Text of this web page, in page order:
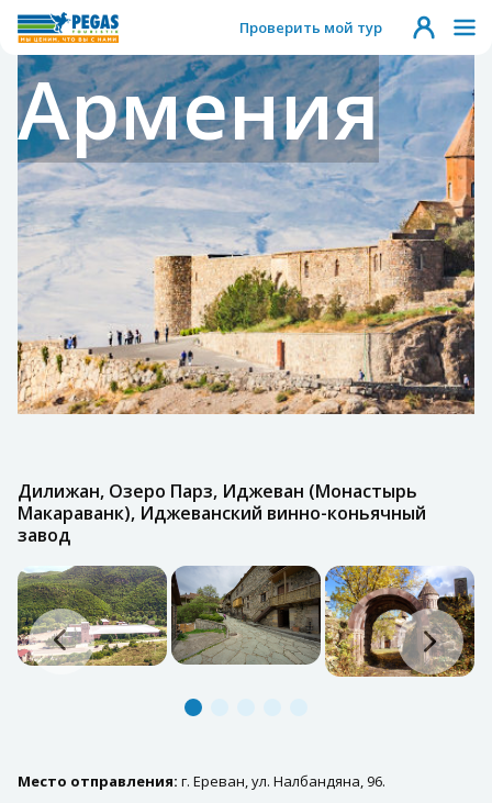
Проверить мой тур
Армения
Дилижан, Озеро Парз, Иджеван (Монастырь
Макараванк), Иджеванский винно-коньячный
завод
Место отправления: г. Ереван, ул. Налбандяна, 96.